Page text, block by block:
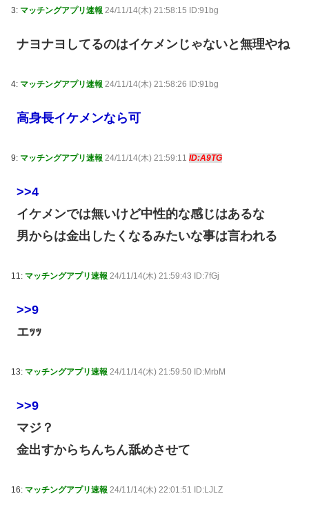
3: マッチングアプリ速報 24/11/14(木) 21:58:15 ID:91bg
ナヨナヨしてるのはイケメンじゃないと無理やね
4: マッチングアプリ速報 24/11/14(木) 21:58:26 ID:91bg
高身長イケメンなら可
9: マッチングアプリ速報 24/11/14(木) 21:59:11 ID:A9TG
>>4
イケメンでは無いけど中性的な感じはあるな
男からは金出したくなるみたいな事は言われる
11: マッチングアプリ速報 24/11/14(木) 21:59:43 ID:7fGj
>>9
エｯｯ
13: マッチングアプリ速報 24/11/14(木) 21:59:50 ID:MrbM
>>9
マジ？
金出すからちんちん舐めさせて
16: マッチングアプリ速報 24/11/14(木) 22:01:51 ID:LJLZ